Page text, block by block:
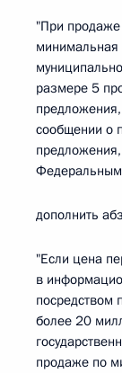
"При
минимальная
размере 5
сообщении о
дополнить
"Если цена
в
посредством
более 20
продаже по